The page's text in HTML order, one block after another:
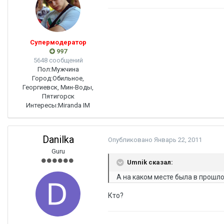
Супермодератор
997
5648 сообщений
Пол:Мужчина
Город:Обильное,
Георгиевск, Мин-Воды,
Пятигорск
Интересы:Miranda IM
Danilka
Guru
Опубликовано Январь 22, 2011
Umnik сказал:
А на каком месте была в
Кто?